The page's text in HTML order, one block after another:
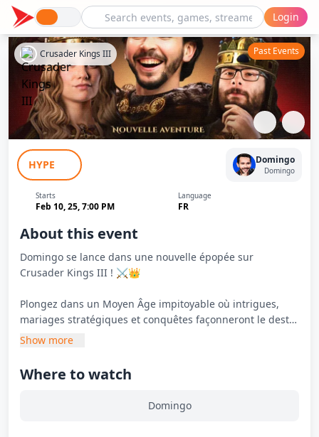
Login
Aventure Crusader Kings III #1
Crusader Kings III Past Events
HYPE Domingo
Domingo
Starts
Feb 10, 25, 7:00 PM
Language
FR
About this event
Domingo se lance dans une nouvelle épopée sur
Crusader Kings III ! ⚔️👑
Plongez dans un Moyen Âge impitoyable où intrigues,
mariages stratégiques et conquêtes façonneront le destin
de sa dynastie. Entre trahisons, guerres et alliances
t-il bâtir un empire glorieux ou sombrer dans le chaos ?
Show more
Where to watch
Domingo